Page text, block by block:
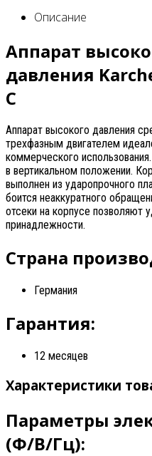
Описание
Аппарат
давления
C
Аппарат высокого давления
трехфазным двигателем
коммерческого
в вертикальном положении.
выполнен из ударопрочного
боится неаккуратного
отсеки на корпусе позволяют
принадлежности.
Страна
Германия
Гарантия:
12 месяцев
Характеристики
Параметры
(Ф/В/Гц):